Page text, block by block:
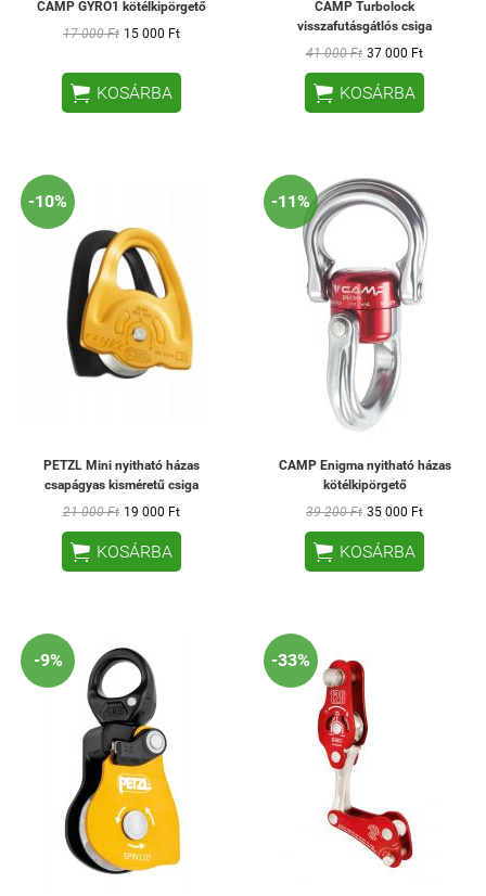
CAMP GYRO1 kötélkipörgető
17 000 Ft 15 000 Ft
 KOSÁRBA
CAMP Turbolock
visszafutásgátlós csiga
41 000 Ft 37 000 Ft
 KOSÁRBA
-10%
PETZL Mini nyitható házas
csapágyas kisméretű csiga
21 000 Ft 19 000 Ft
 KOSÁRBA
-11%
CAMP Enigma nyitható házas
kötélkipörgető
39 200 Ft 35 000 Ft
 KOSÁRBA
-9% -33%